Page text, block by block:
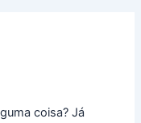
coisa? Já